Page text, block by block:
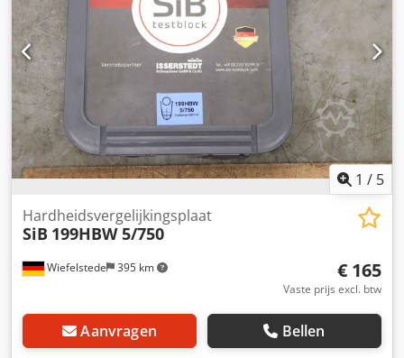
1 / 5
Wiefelstede 395 km
Hardheidsvergelijkingsplaat
SiB 199HBW 5/750
€ 165
Vaste prijs excl. btw
Aanvragen Bellen